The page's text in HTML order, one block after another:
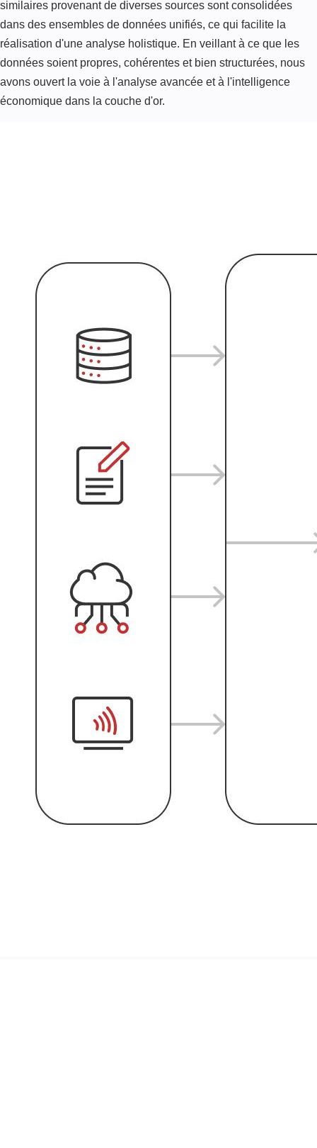
similaires provenant de diverses sources sont consolidées
dans des ensembles de données unifiés, ce qui facilite la
réalisation d'une analyse holistique. En veillant à ce que les
données soient propres, cohérentes et bien structurées, nous
avons ouvert la voie à l'analyse avancée et à l'intelligence
économique dans la couche d'or.